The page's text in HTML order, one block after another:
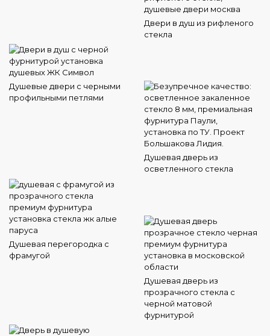
Двери в душ из рифленого
стекла
Душевые двери с черными
профильными петлями
Душевая дверь из
осветленного стекла
Душевая перегородка с
фрамугой
Душевая дверь из
прозрачного стекла с
черной матовой
фурнитурой